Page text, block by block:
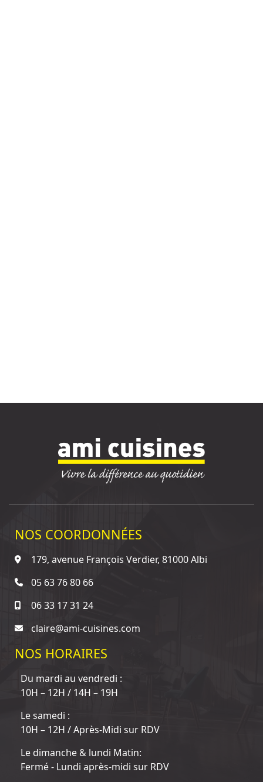
NOS COORDONNÉES
179, avenue François Verdier, 81000 Albi
05 63 76 80 66
06 33 17 31 24
claire@ami-cuisines.com
NOS HORAIRES
Du mardi au vendredi :
10H – 12H / 14H – 19H
Le samedi :
10H – 12H / Après-Midi sur RDV
Le dimanche & lundi Matin:
Fermé - Lundi après-midi sur RDV